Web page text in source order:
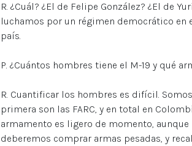
R. ¿Cuál? ¿El de Felipe González? ¿El de
luchamos por un régimen democrático en
país.
P. ¿Cuántos hombres tiene el M-19 y qué
R. Cuantificar los hombres es difícil.
primera son las FARC, y en total en
armamento es ligero de momento,
deberemos comprar armas pesadas, y